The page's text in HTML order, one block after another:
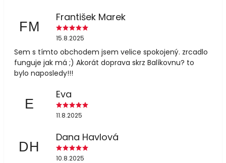
FM
František Marek
15.8.2025
Sem s tímto obchodem jsem velice spokojený. zrcadlo
funguje jak má ;) Akorát doprava skrz Balíkovnu? to
bylo naposledy!!!
E
Eva
11.8.2025
DH
Dana Havlová
10.8.2025